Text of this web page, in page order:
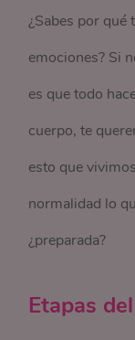
¿Sabes por qué
emociones? Si
es que todo
cuerpo, te
esto que
normalidad lo
¿preparada?
Etapas